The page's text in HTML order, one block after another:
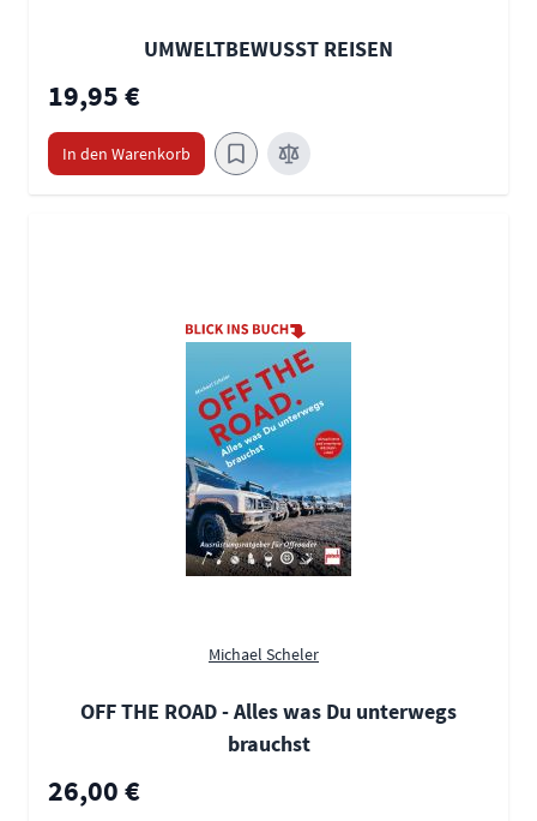
UMWELTBEWUSST REISEN
19,95 €
In den Warenkorb
Michael Scheler
OFF THE ROAD - Alles was Du unterwegs
brauchst
26,00 €